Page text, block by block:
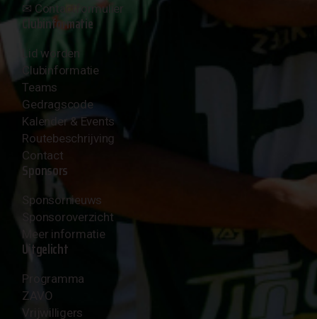
✉︎ Contactformulier
Clubinformatie
Lid worden
Clubinformatie
Teams
Gedragscode
Kalender & Events
Routebeschrijving
Contact
Sponsors
Sponsornieuws
Sponsoroverzicht
Meer informatie
Uitgelicht
Programma
ZAVO
Vrijwilligers